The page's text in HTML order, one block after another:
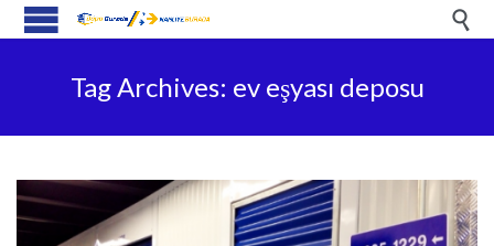

Tag Archives: ev eşyası deposu